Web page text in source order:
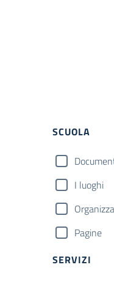
Filtri
SCUOLA
I luoghi
Pagine
SERVIZI